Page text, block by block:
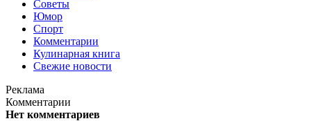
Советы
Юмор
Спорт
Комментарии
Кулинарная книга
Свежие новости
Реклама
Комментарии
Нет комментариев